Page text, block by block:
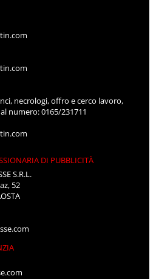
necrologi, offro e cerco lavoro,
numero: 0165/231711
DI PUBBLICITÀ
S.R.L.
52